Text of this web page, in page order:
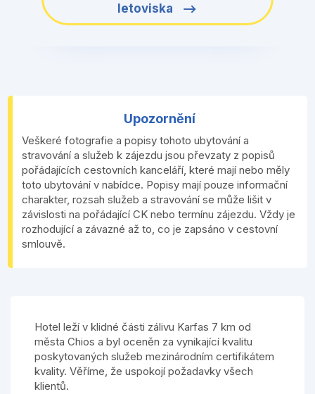
letoviska
Upozornění
Veškeré fotografie a popisy tohoto ubytování a
stravování a služeb k zájezdu jsou převzaty z popisů
pořádajících cestovních kanceláří, které mají nebo měly
toto ubytování v nabídce. Popisy mají pouze informační
charakter, rozsah služeb a stravování se může lišit v
závislosti na pořádající CK nebo termínu zájezdu. Vždy je
rozhodující a závazné až to, co je zapsáno v cestovní
smlouvě.
Hotel leží v klidné části zálivu Karfas 7 km od
města Chios a byl oceněn za vynikající kvalitu
poskytovaných služeb mezinárodním certifikátem
kvality. Věříme, že uspokojí požadavky všech
klientů.